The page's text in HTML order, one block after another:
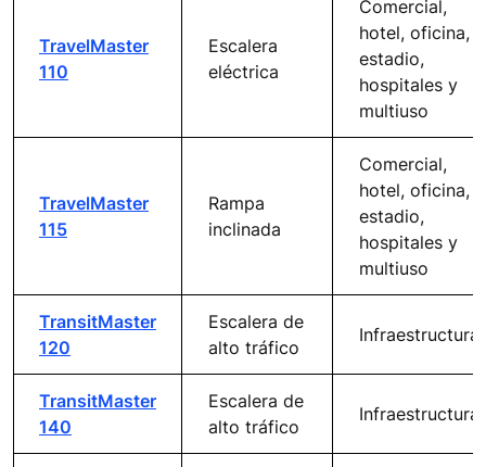
TravelMaster
110
Escalera
eléctrica
Comercial,
hotel, oficina,
estadio,
hospitales y
multiuso
TravelMaster
115
Rampa
inclinada
Comercial,
hotel, oficina,
estadio,
hospitales y
multiuso
TransitMaster
120
Escalera de
alto tráfico
Infraestructura
TransitMaster
140
Escalera de
alto tráfico
Infraestructura